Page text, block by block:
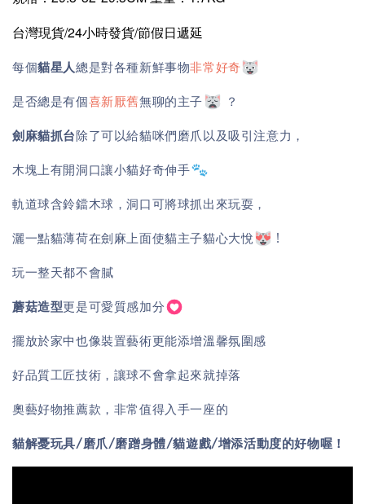
台灣現貨/24小時發貨/節假日遞延
每個貓星人總是對各種新鮮事物非常好奇
是否總是有個喜新厭舊無聊的主子 ？
劍麻貓抓台除了可以給貓咪們磨爪以及吸引注意力，
木塊上有開洞口讓小貓好奇伸手
軌道球含鈴鐺木球，洞口可將球抓出來玩耍，
灑一點貓薄荷在劍麻上面使貓主子貓心大悅 !
玩一整天都不會膩
蘑菇造型更是可愛質感加分
擺放於家中也像裝置藝術更能添增溫馨氛圍感
好品質工匠技術，讓球不會拿起來就掉落
奧藝好物推薦款，非常值得入手一座的
貓解憂玩具/磨爪/磨蹭身體/貓遊戲/增添活動度的好物喔！